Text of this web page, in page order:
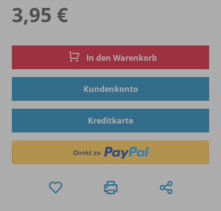
3,95 €
In den Warenkorb
Kundenkonto
Kreditkarte